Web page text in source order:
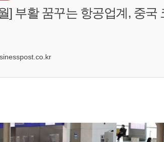
] 부활 꿈꾸는 항공업계, 중국